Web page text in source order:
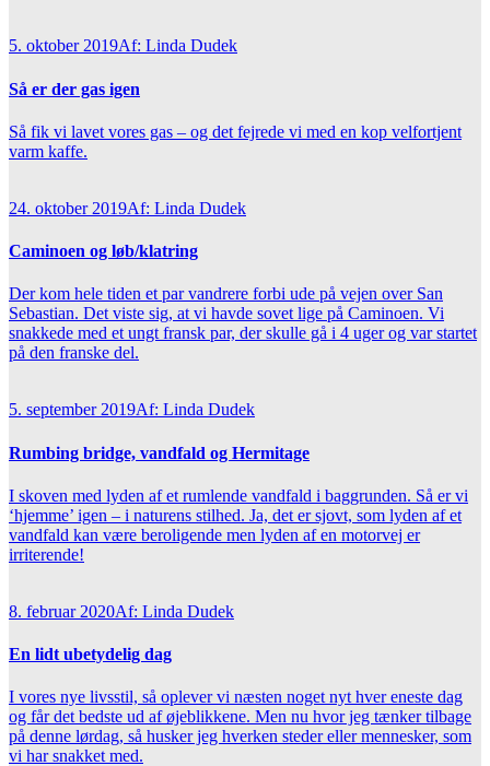
5. oktober 2019Af: Linda Dudek
Så er der gas igen
Så fik vi lavet vores gas – og det fejrede vi med en kop velfortjent
varm kaffe.
24. oktober 2019Af: Linda Dudek
Caminoen og løb/klatring
Der kom hele tiden et par vandrere forbi ude på vejen over San
Sebastian. Det viste sig, at vi havde sovet lige på Caminoen. Vi
snakkede med et ungt fransk par, der skulle gå i 4 uger og var startet
på den franske del.
5. september 2019Af: Linda Dudek
Rumbing bridge, vandfald og Hermitage
I skoven med lyden af et rumlende vandfald i baggrunden. Så er vi
‘hjemme’ igen – i naturens stilhed. Ja, det er sjovt, som lyden af et
vandfald kan være beroligende men lyden af en motorvej er
irriterende!
8. februar 2020Af: Linda Dudek
En lidt ubetydelig dag
I vores nye livsstil, så oplever vi næsten noget nyt hver eneste dag
og får det bedste ud af øjeblikkene. Men nu hvor jeg tænker tilbage
på denne lørdag, så husker jeg hverken steder eller mennesker, som
vi har snakket med.